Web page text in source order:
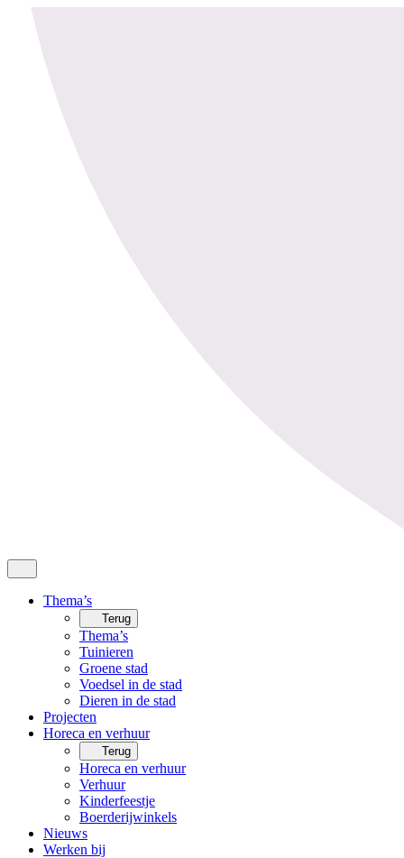
Thema’s
Terug
Thema’s
Tuinieren
Groene stad
Voedsel in de stad
Dieren in de stad
Projecten
Horeca en verhuur
Terug
Horeca en verhuur
Verhuur
Kinderfeestje
Boerderijwinkels
Nieuws
Werken bij